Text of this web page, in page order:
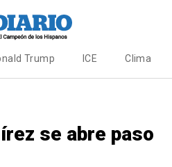
Trump ICE Clima
se abre paso